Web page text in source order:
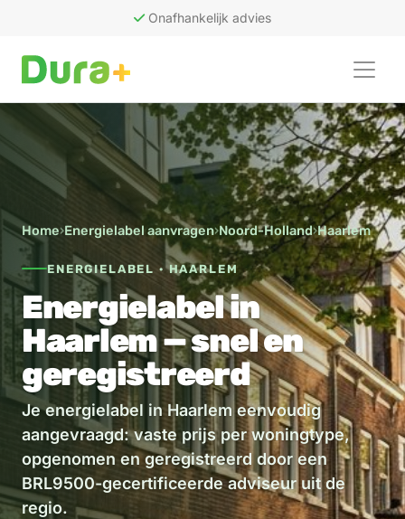
Onafhankelijk advies50
Home›Energielabel aanvragen›Noord-Holland›Haarlem
ENERGIELABEL · HAARLEM
Energielabel in
Haarlem — snel en
geregistreerd
Je energielabel in Haarlem eenvoudig
aangevraagd: vaste prijs per woningtype,
opgenomen en geregistreerd door een
BRL9500-gecertificeerde adviseur uit de
regio.